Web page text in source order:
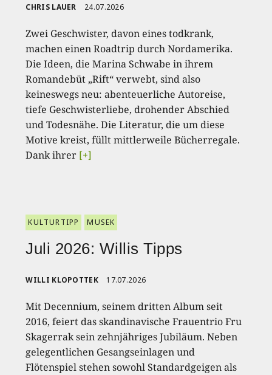
CHRIS LAUER 24.07.2026
Zwei Geschwister, davon eines todkrank,
machen einen Roadtrip durch Nordamerika.
Die Ideen, die Marina Schwabe in ihrem
Romandebüt „Rift“ verwebt, sind also
keineswegs neu: abenteuerliche Autoreise,
tiefe Geschwisterliebe, drohender Abschied
und Todesnähe. Die Literatur, die um diese
Motive kreist, füllt mittlerweile Bücherregale.
Dank ihrer [+]
KULTURTIPP MUSEK
Juli 2026: Willis Tipps
WILLI KLOPOTTEK 17.07.2026
Mit Decennium, seinem dritten Album seit
2016, feiert das skandinavische Frauentrio Fru
Skagerrak sein zehnjähriges Jubiläum. Neben
gelegentlichen Gesangseinlagen und
Flötenspiel stehen sowohl Standardgeigen als